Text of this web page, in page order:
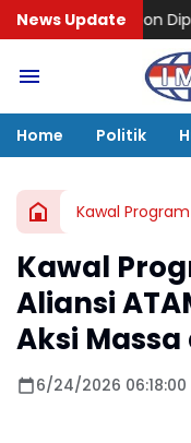
News Update
Dipromosikan Jadi
Home Politik
Kawal
Kawal
Aliansi
Aksi
6/24/2026 06:18:00